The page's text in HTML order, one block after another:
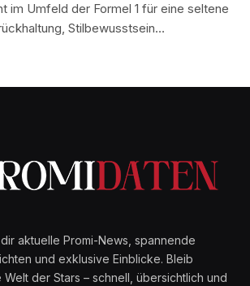
im Umfeld der Formel 1 für eine seltene
Stilbewusstsein…
aktuelle Promi-News, spannende
und exklusive Einblicke. Bleib
der Stars – schnell, übersichtlich und